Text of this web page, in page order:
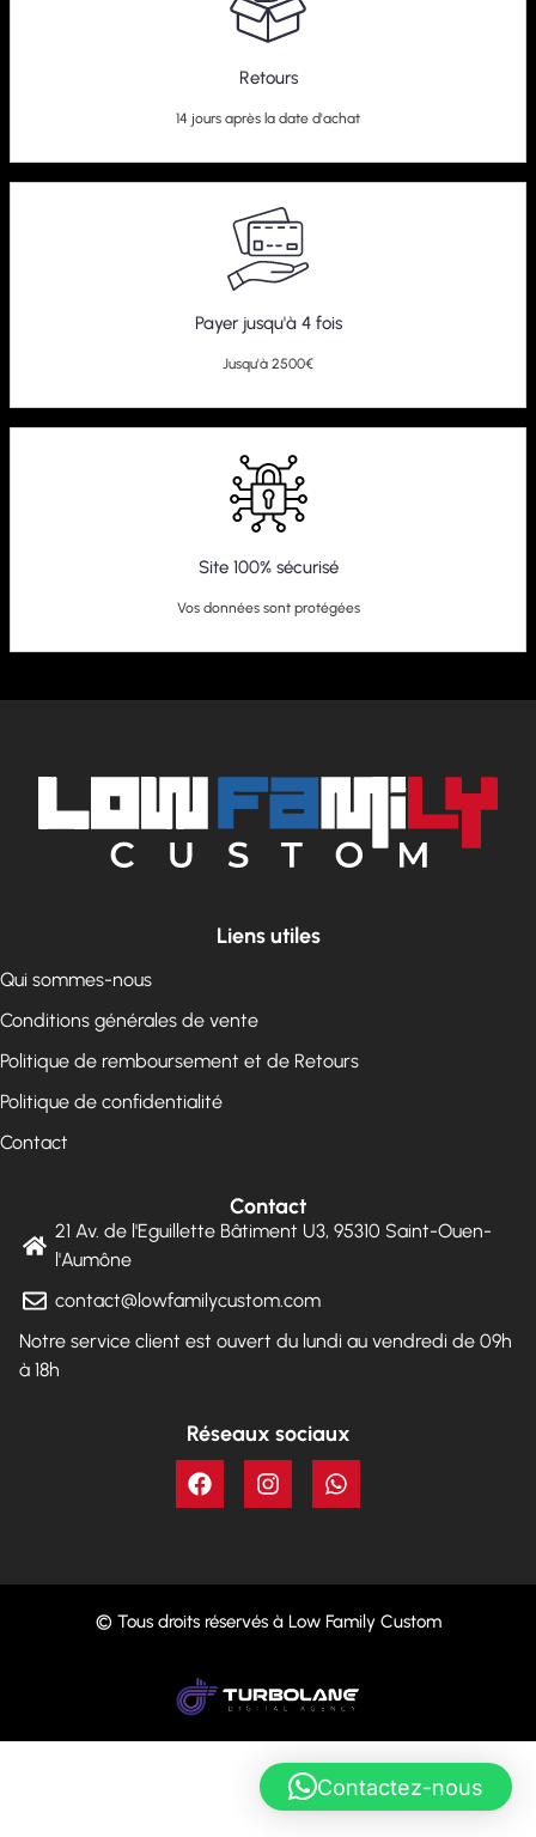
Retours
14 jours après la date d'achat
Payer jusqu'à 4 fois
Jusqu'à 2500€
Site 100% sécurisé
Vos données sont protégées
Liens utiles
Qui sommes-nous
Conditions générales de vente
Politique de remboursement et de Retours
Politique de confidentialité
Contact
Contact
21 Av. de l'Eguillette Bâtiment U3, 95310 Saint-Ouen-
l'Aumône
contact@lowfamilycustom.com
Notre service client est ouvert du lundi au vendredi de 09h
à 18h
Réseaux sociaux
© Tous droits réservés à Low Family Custom
Contactez-nous